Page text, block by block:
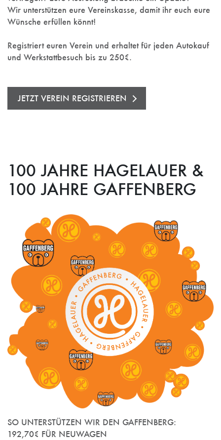
Wir unterstützen eure Vereinskasse, damit ihr euch eure
Wünsche erfüllen könnt!
Registriert euren Verein und erhaltet für jeden Autokauf
und Werkstattbesuch bis zu 250€.
JETZT VEREIN REGISTRIEREN
100 JAHRE HAGELAUER &
100 JAHRE GAFFENBERG
SO UNTERSTÜTZEN WIR DEN GAFFENBERG:
192,70€ FÜR NEUWAGEN